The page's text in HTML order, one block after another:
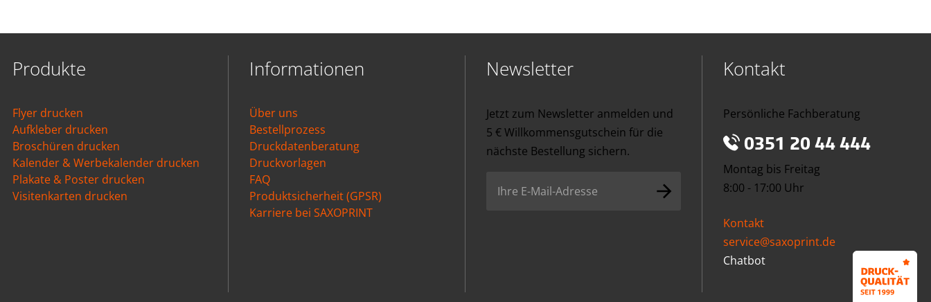
Produkte
Flyer drucken
Aufkleber drucken
Broschüren drucken
Kalender & Werbekalender drucken
Plakate & Poster drucken
Visitenkarten drucken
Informationen
Über uns
Bestellprozess
Druckdatenberatung
Druckvorlagen
FAQ
Produktsicherheit (GPSR)
Karriere bei SAXOPRINT
Newsletter
Jetzt zum Newsletter anmelden und
5 € Willkommensgutschein für die
nächste Bestellung sichern.
Kontakt
Persönliche Fachberatung
0351 20 44 444
Montag bis Freitag
8:00 - 17:00 Uhr
Kontakt
service@saxoprint.de
Chatbot